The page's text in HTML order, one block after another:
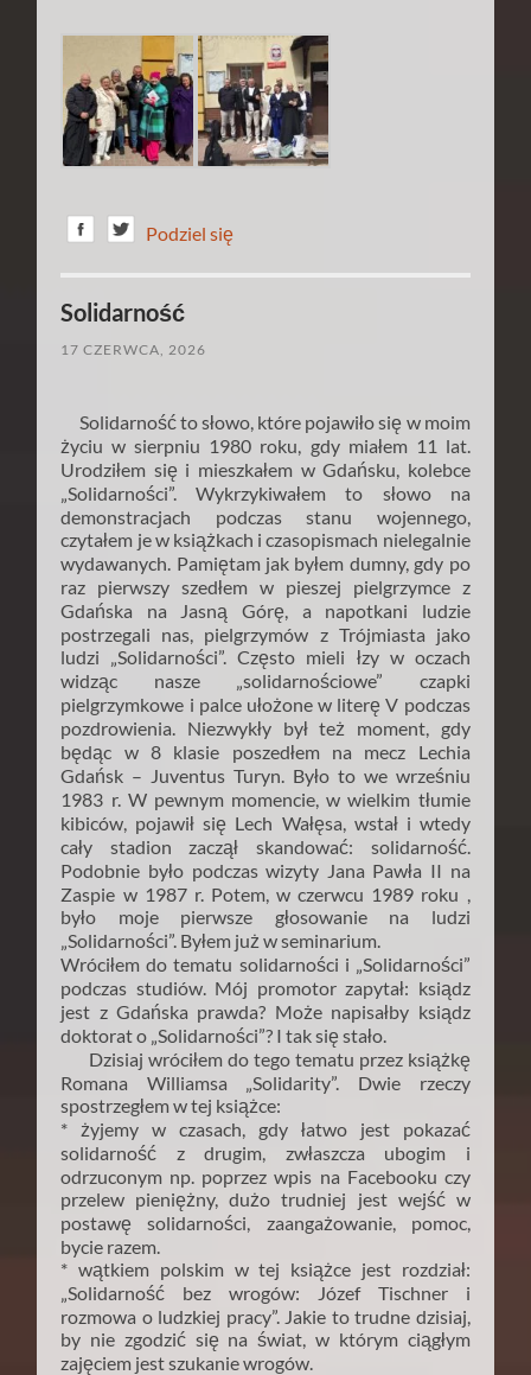
Podziel się
Solidarność
17 CZERWCA, 2026
Solidarność to słowo, które pojawiło się w moim
życiu w sierpniu 1980 roku, gdy miałem 11 lat.
Urodziłem się i mieszkałem w Gdańsku, kolebce
„Solidarności”. Wykrzykiwałem to słowo na
demonstracjach podczas stanu wojennego,
czytałem je w książkach i czasopismach nielegalnie
wydawanych. Pamiętam jak byłem dumny, gdy po
raz pierwszy szedłem w pieszej pielgrzymce z
Gdańska na Jasną Górę, a napotkani ludzie
postrzegali nas, pielgrzymów z Trójmiasta jako
ludzi „Solidarności”. Często mieli łzy w oczach
widząc nasze „solidarnościowe” czapki
pielgrzymkowe i palce ułożone w literę V podczas
pozdrowienia. Niezwykły był też moment, gdy
będąc w 8 klasie poszedłem na mecz Lechia
Gdańsk – Juventus Turyn. Było to we wrześniu
1983 r. W pewnym momencie, w wielkim tłumie
kibiców, pojawił się Lech Wałęsa, wstał i wtedy
cały stadion zaczął skandować: solidarność.
Podobnie było podczas wizyty Jana Pawła II na
Zaspie w 1987 r. Potem, w czerwcu 1989 roku ,
było moje pierwsze głosowanie na ludzi
„Solidarności”. Byłem już w seminarium.
Wróciłem do tematu solidarności i „Solidarności”
podczas studiów. Mój promotor zapytał: ksiądz
jest z Gdańska prawda? Może napisałby ksiądz
doktorat o „Solidarności”? I tak się stało.
Dzisiaj wróciłem do tego tematu przez książkę
Romana Williamsa „Solidarity”. Dwie rzeczy
spostrzegłem w tej książce:
* żyjemy w czasach, gdy łatwo jest pokazać
solidarność z drugim, zwłaszcza ubogim i
odrzuconym np. poprzez wpis na Facebooku czy
przelew pieniężny, dużo trudniej jest wejść w
postawę solidarności, zaangażowanie, pomoc,
bycie razem.
* wątkiem polskim w tej książce jest rozdział:
„Solidarność bez wrogów: Józef Tischner i
rozmowa o ludzkiej pracy”. Jakie to trudne dzisiaj,
by nie zgodzić się na świat, w którym ciągłym
zajęciem jest szukanie wrogów.